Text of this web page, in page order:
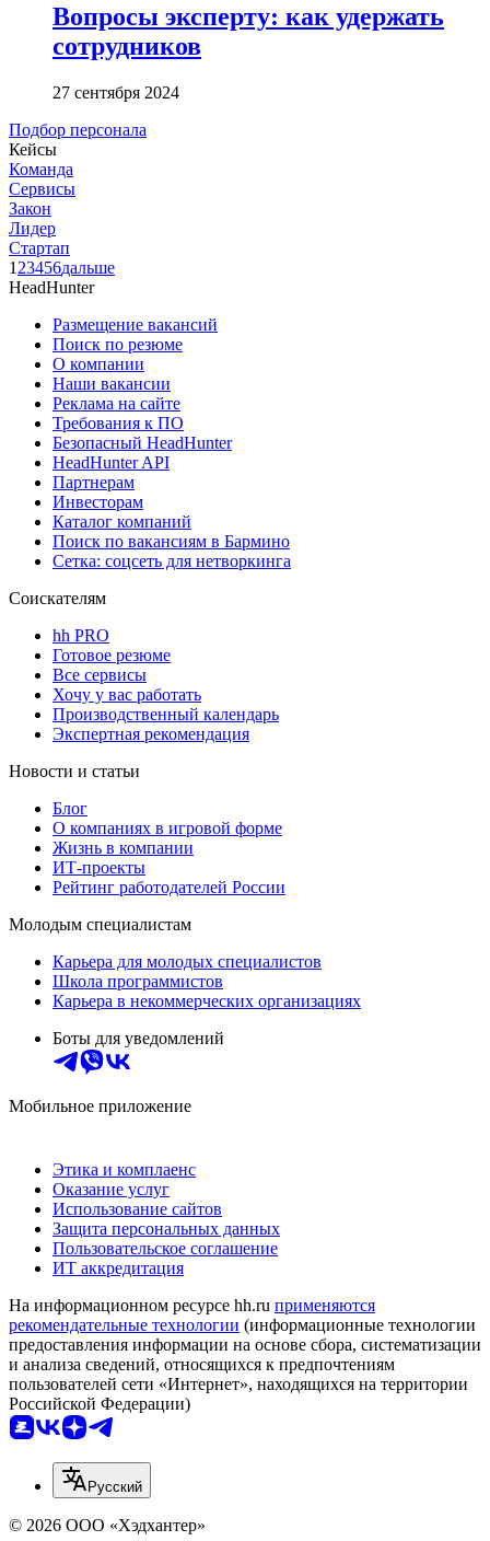
Вопросы эксперту: как удержать
сотрудников
27 сентября 2024
Подбор персонала
Кейсы
Команда
Сервисы
Закон
Лидер
Стартап
1 23456дальше
HeadHunter
Размещение вакансий
Поиск по резюме
О компании
Наши вакансии
Реклама на сайте
Требования к ПО
Безопасный HeadHunter
HeadHunter API
Партнерам
Инвесторам
Каталог компаний
Поиск по вакансиям в Бармино
Сетка: соцсеть для нетворкинга
Соискателям
hh PRO
Готовое резюме
Все сервисы
Хочу у вас работать
Производственный календарь
Экспертная рекомендация
Новости и статьи
Блог
О компаниях в игровой форме
Жизнь в компании
ИТ-проекты
Рейтинг работодателей России
Молодым специалистам
Карьера для молодых специалистов
Школа программистов
Карьера в некоммерческих организациях
Боты для уведомлений
Мобильное приложение
Этика и комплаенс
Оказание услуг
Использование сайтов
Защита персональных данных
Пользовательское соглашение
ИТ аккредитация
На информационном ресурсе hh.ru применяются
рекомендательные технологии (информационные технологии
предоставления информации на основе сбора, систематизации
и анализа сведений, относящихся к предпочтениям
пользователей сети «Интернет», находящихся на территории
Российской Федерации)
Русский
© 2026 ООО «Хэдхантер»